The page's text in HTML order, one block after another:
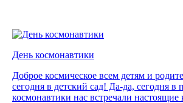
День космонавтики
Доброе космическое всем детям и
сегодня в детский сад! Да-да, сегодня в
космонавтики нас встречали настоящие